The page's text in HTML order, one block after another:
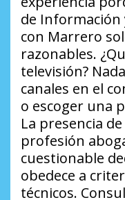
de Información
con Marrero
razonables.
televisión?
canales en el
o escoger una
La presencia
profesión
cuestionable
obedece a
técnicos.